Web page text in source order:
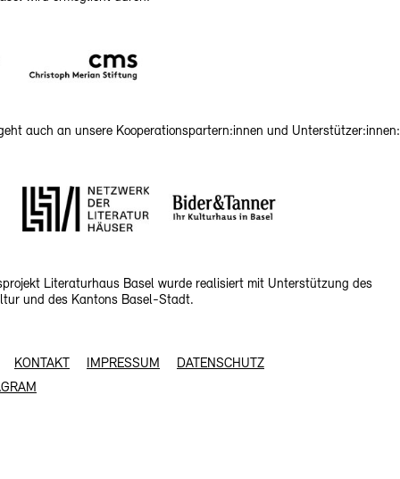
auch an unsere Kooperationspartern:innen und Unterstützer:innen:
Literaturhaus Basel wurde realisiert mit Unterstützung des
und des Kantons Basel-Stadt.
KONTAKT IMPRESSUM
DATENSCHUTZ